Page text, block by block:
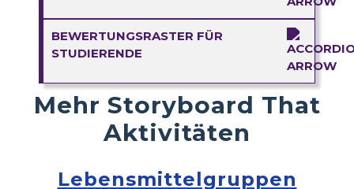
BEWERTUNGSRASTER FÜR
STUDIERENDE
Mehr Storyboard That
Aktivitäten
Lebensmittelgruppen